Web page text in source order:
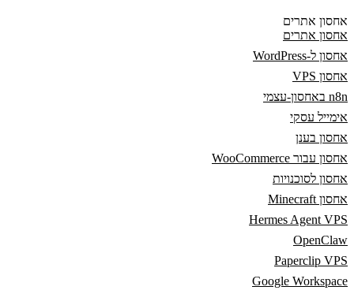
אחסון אתרים
אחסון אתרים
אחסון ל-WordPress
אחסון VPS
n8n באחסון-עצמי
אימייל עסקי
אחסון בענן
אחסון עבור WooCommerce
אחסון לסוכנויות
אחסון Minecraft
Hermes Agent VPS
OpenClaw
Paperclip VPS
Google Workspace